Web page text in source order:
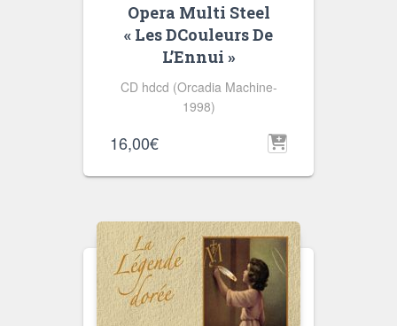
Opera Multi Steel
« Les DCouleurs De
L’Ennui »
CD hdcd (Orcadia Machine-
1998)
16,00€